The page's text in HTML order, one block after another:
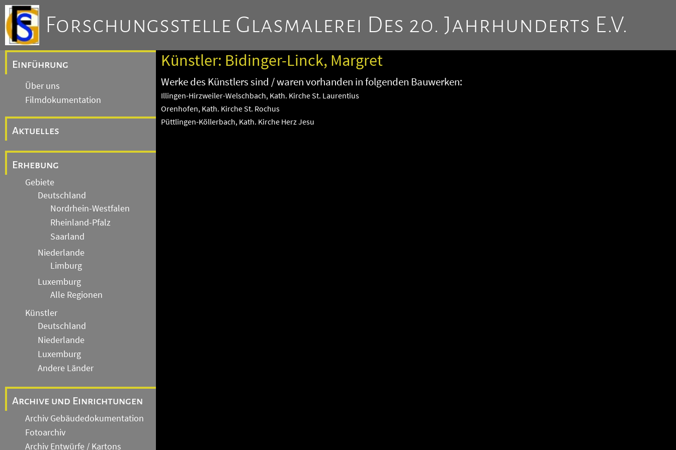
Forschungsstelle Glasmalerei Des 20. Jahrhunderts E.V.
Einführung
Über uns
Filmdokumentation
Aktuelles
Erhebung
Gebiete
Deutschland
Nordrhein-Westfalen
Rheinland-Pfalz
Saarland
Niederlande
Limburg
Luxemburg
Alle Regionen
Künstler
Deutschland
Niederlande
Luxemburg
Andere Länder
Archive und Einrichtungen
Archiv Gebäudedokumentation
Fotoarchiv
Archiv Entwürfe / Kartons
Künstler: Bidinger-Linck, Margret
Werke des Künstlers sind / waren vorhanden in folgenden Bauwerken:
Illingen-Hirzweiler-Welschbach, Kath. Kirche St. Laurentius
Orenhofen, Kath. Kirche St. Rochus
Püttlingen-Köllerbach, Kath. Kirche Herz Jesu